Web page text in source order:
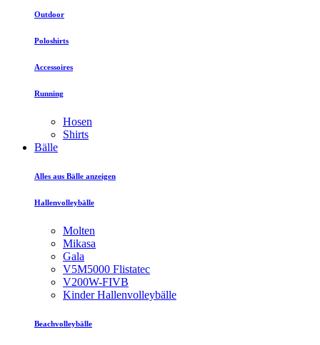
Outdoor
Poloshirts
Accessoires
Running
Hosen
Shirts
Bälle
Alles aus Bälle anzeigen
Hallenvolleybälle
Molten
Mikasa
Gala
V5M5000 Flistatec
V200W-FIVB
Kinder Hallenvolleybälle
Beachvolleybälle